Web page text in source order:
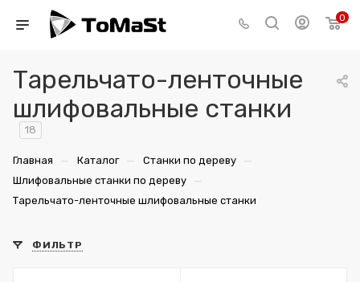
0
Тарельчато-ленточные
шлифовальные станки
18
Главная — Каталог — Станки по дереву —
Шлифовальные станки по дереву —
Тарельчато-ленточные шлифовальные станки
ФИЛЬТР